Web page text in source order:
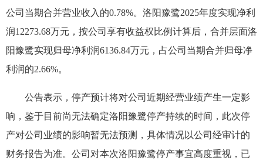
公司当期合并营业收入的0.78%。洛阳豫鹭2025年度实现净利
润12273.68万元，按公司享有收益权比例计算后，合并层面洛
阳豫鹭实现归母净利润6136.84万元，占公司当期合并归母净
利润的2.66%。
公告表示，停产预计将对公司近期经营业绩产生一定影
响，鉴于目前尚无法确定洛阳豫鹭停产持续的时间，此次停
产对公司业绩的影响暂无法预测，具体情况以公司经审计的
财务报告为准。公司对本次洛阳豫鹭停产事宜高度重视，已